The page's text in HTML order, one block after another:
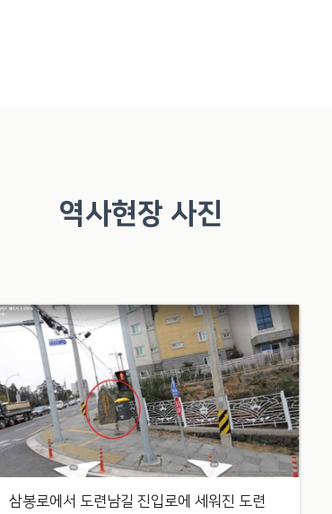
역사현장 사진
삼봉로에서 도련남길 진입로에 세워진 도련